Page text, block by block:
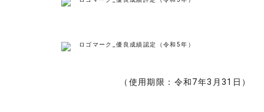
（使用期限：令和7年3月31日）